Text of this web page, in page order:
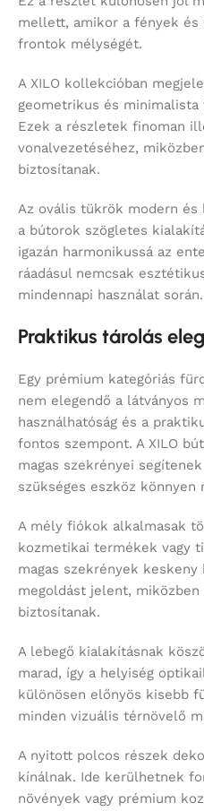
mellett, amikor a fények
frontok mélységét.
A XILO kollekcióban
geometrikus és
Ezek a részletek finoman
vonalvezetéséhez,
biztosítanak.
Az ovális tükrök modern és
a bútorok szögletes
igazán harmonikussá az
ráadásul nemcsak
mindennapi használat során.
Praktikus tárolás
Egy prémium kategóriás
nem elegendő a látványos
használhatóság és a
fontos szempont. A XILO
magas szekrényei
szükséges eszköz könnyen
A mély fiókok alkalmasak
kozmetikai termékek vagy
magas szekrények
megoldást jelent,
biztosítanak.
A lebegő kialakításnak
marad, így a helyiség
különösen előnyös kisebb
minden vizuális térnövelő
A nyitott polcos részek
kínálnak. Ide kerülhetnek
növények vagy prémium